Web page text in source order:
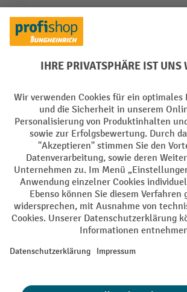
Creditcard (Master)
Facebook
YouTube
LinkedIn
Instagram
AGB Impressum Datenschutz
Barrierefreiheit Privacy Settings
Alle Preise exkl. gesetzl. Mehrwertsteuer zzgl.
Nachnahmegebühren, wenn nicht anders
¹ Der Rabatt gilt so lange der Vorrat reicht. Der